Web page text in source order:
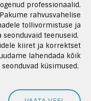
professionaalid.
rahvusvahelise
tollivormistuse ja
teenuseid.
kiiret ja korrektset
lahendada kõik
küsimused.